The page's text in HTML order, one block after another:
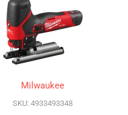
Milwaukee
SKU: 4933493348